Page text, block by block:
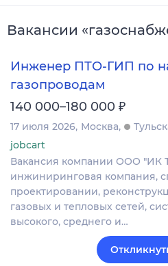
Вакансии «
Инженер ПТО-ГИП по
газопроводам
140 000–180 000 ₽
17 июля 2026 Москва
jobcart
Вакансия компании ООО "ИК
инжиниринговая компания,
проектировании,
газовых и тепловых сетей,
высокого, среднего и…